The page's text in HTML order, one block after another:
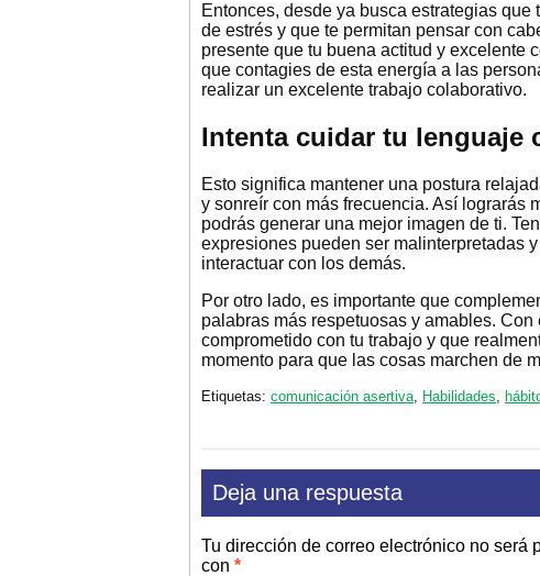
Entonces, desde ya busca estrategias
de estrés y que te permitan pensar con
presente que tu buena actitud y excelente
que contagies de esta energía a las
realizar un excelente trabajo colaborativo.
Intenta cuidar tu lenguaje
Esto significa mantener una postura
y sonreír con más frecuencia. Así lograrás
podrás generar una mejor imagen de ti.
expresiones pueden ser malinterpretadas
interactuar con los demás.
Por otro lado, es importante que
palabras más respetuosas y amables.
comprometido con tu trabajo y que
momento para que las cosas marchen de
Etiquetas: comunicación asertiva Habilidades
Deja una respuesta
Tu dirección de correo electrónico no será
con *